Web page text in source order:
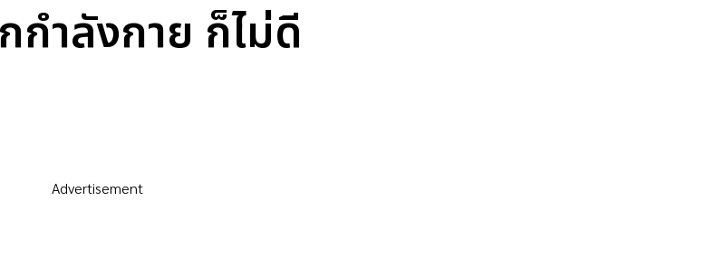
ำลังกาย ก็ไม่ดี
Advertisement